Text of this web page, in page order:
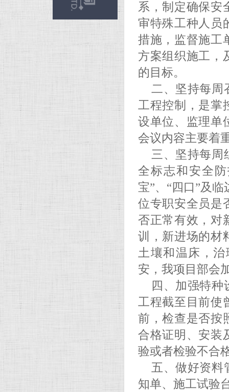
系，制定确保安
审特殊工种人员
措施，监督施工
方案组织施工，
的目标。
二、坚持每周
工程控制，是掌
设单位、监理单
会议内容主要着
三、坚持每周
全标志和安全
宝”、“四口”及
位专职安全员是
否正常有效，对
训，新进场的材
土壤和温床，
安，我项目部会
四、加强特
工程截至目前使
前，检查是否按
合格证明、安装
验或者检验不合
五、做好资料
知单、施工试验